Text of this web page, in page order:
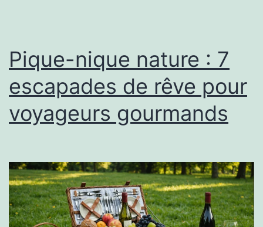
Pique-nique nature : 7
escapades de rêve pour
voyageurs gourmands